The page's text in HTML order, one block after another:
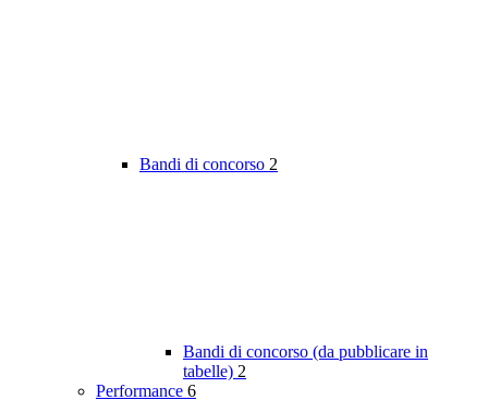
Bandi di concorso 2
Bandi di concorso (da pubblicare in
tabelle) 2
Performance 6